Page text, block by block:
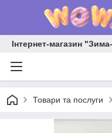
Інтернет-магазин
Товари та послуги